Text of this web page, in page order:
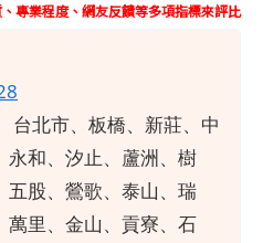
專業程度、網友反饋等多項指標來評比
台北市、板橋、新莊、中
永和、汐止、蘆洲、樹
五股、鶯歌、泰山、瑞
萬里、金山、貢寮、石